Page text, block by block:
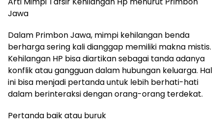
Jawa
Dalam Primbon Jawa, mimpi kehilangan benda
berharga sering kali dianggap memiliki makna mistis.
Kehilangan HP bisa diartikan sebagai tanda adanya
konflik atau gangguan dalam hubungan keluarga. Hal
ini bisa menjadi pertanda untuk lebih berhati-hati
dalam berinteraksi dengan orang-orang terdekat.
Pertanda baik atau buruk